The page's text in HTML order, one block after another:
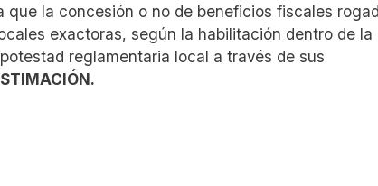
la concesión o no de beneficios fiscales
exactoras, según la habilitación dentro de la
reglamentaria local a través de sus